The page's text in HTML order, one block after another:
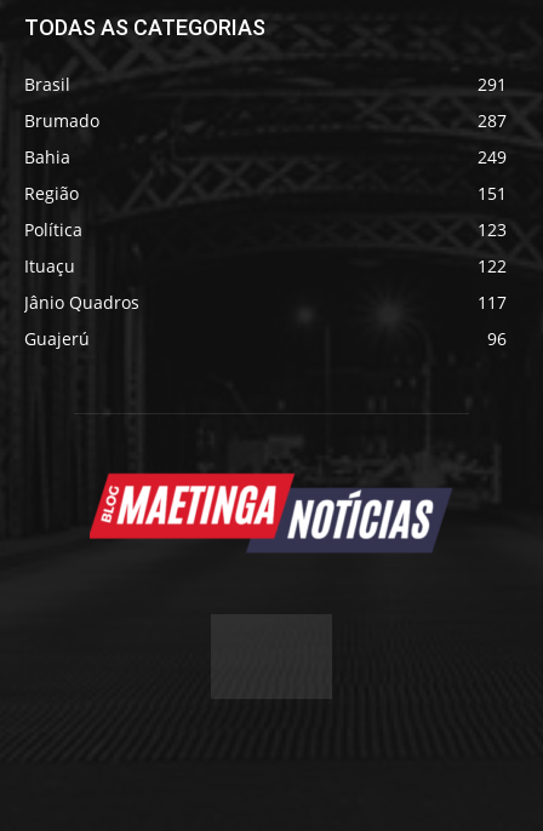
TODAS AS CATEGORIAS
Brasil
291
Brumado
287
Bahia
249
Região
151
Política
123
Ituaçu
122
Jânio Quadros
117
Guajerú
96